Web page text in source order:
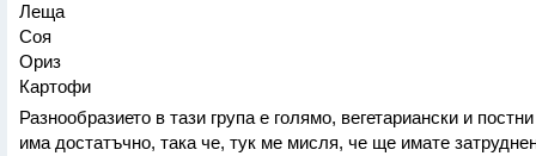
Леща
Соя
Ориз
Картофи
Разнообразието в тази група е голямо, вегетариански и
има достатъчно, така че, тук ме мисля, че ще имате